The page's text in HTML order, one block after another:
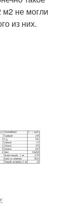
м2 не могли
из них.